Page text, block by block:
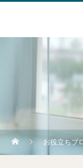
お役立ちブ